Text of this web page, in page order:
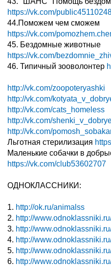
https://vk.com/
44.Поможем чем сможем
https://vk.com/
45. Бездомные животные
https://vk.com/
46. Типичный зооволонтер
http://vk.com/zoopoteryashki
http://vk.com/
http://vk.com/cats_homeless
http://vk.com/
http://vk.com/
Льготная стерилизация
Маленькие собачки в
https://vk.com/club53602707
ОДНОКЛАССНИКИ:
1. http://ok.ru/animalss
2. http://
3. http://
4. http://
5. http://
6. http://